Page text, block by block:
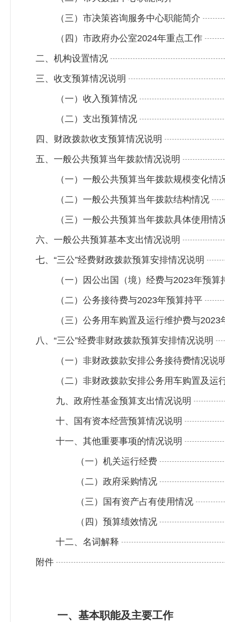
（三）市决策咨询服务中心职能简介
（四）市政府办公室2024年重点工作
二、机构设置情况
三、收支预算情况说明
（一）收入预算情况
（二）支出预算情况
四、财政拨款收支预算情况说明
五、一般公共预算当年拨款情况说明
（一）一般公共预算当年拨款规模变化情
（二）一般公共预算当年拨款结构情况
（三）一般公共预算当年拨款具体使用情
六、一般公共预算基本支出情况说明
七、“三公”经费财政拨款预算安排情况说明
（一）因公出国（境）经费与2023年预算
（二）公务接待费与2023年预算持平
（三）公务用车购置及运行维护费与2023
八、“三公”经费非财政拨款预算安排情况说明
（一）非财政拨款安排公务接待费情况说
（二）非财政拨款安排公务用车购置及运
九、政府性基金预算支出情况说明
十、国有资本经营预算情况说明
十一、其他重要事项的情况说明
（一）机关运行经费
（二）政府采购情况
（三）国有资产占有使用情况
（四）预算绩效情况
十二、名词解释
附件
一、基本职能及主要工作